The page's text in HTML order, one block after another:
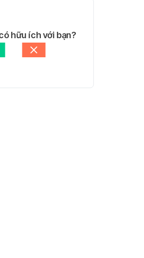
hữu ích với bạn?